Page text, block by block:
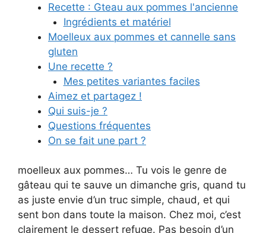
Recette : Gteau aux pommes l'ancienne
Ingrédients et matériel
Moelleux aux pommes et cannelle sans
gluten
Une recette ?
Mes petites variantes faciles
Aimez et partagez !
Qui suis-je ?
Questions fréquentes
On se fait une part ?
moelleux aux pommes… Tu vois le genre de
gâteau qui te sauve un dimanche gris, quand tu
as juste envie d’un truc simple, chaud, et qui
sent bon dans toute la maison. Chez moi, c’est
clairement le dessert refuge. Pas besoin d’un